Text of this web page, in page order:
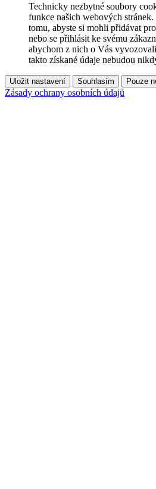
Technicky nezbytné soubory
funkce našich webových
tomu, abyste si mohli přidávat
nebo se přihlásit ke svému
abychom z nich o Vás
takto získané údaje nebudou
Uložit nastavení Souhlasím Pouze
Zásady ochrany osobních údajů